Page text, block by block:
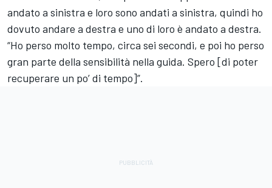
andato a sinistra e loro sono andati a sinistra, quindi ho
dovuto andare a destra e uno di loro è andato a destra.
“Ho perso molto tempo, circa sei secondi, e poi ho perso
gran parte della sensibilità nella guida. Spero [di poter
recuperare un po’ di tempo]”.